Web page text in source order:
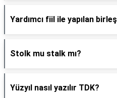
Yardımcı fiil ile yapılan
Stolk mu stalk mı?
Yüzyıl nasıl yazılır TDK?